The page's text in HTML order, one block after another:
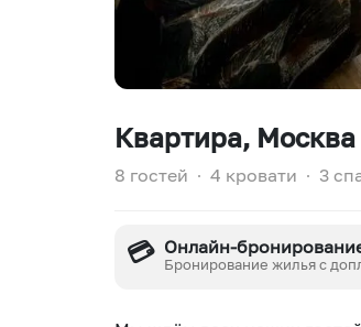
Квартира, Москва
8 гостей ∙ 4 кровати ∙ 3
💳 Онлайн-
Бронирование жилья с